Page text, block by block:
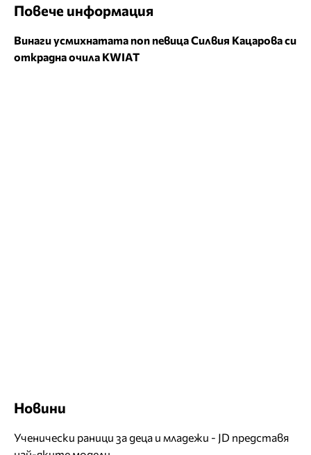
Повече информация
Винаги усмихнатата поп певица Силвия Кацарова си
открадна очила KWIAT
Новини
Ученически раници за деца и младежи - JD представя